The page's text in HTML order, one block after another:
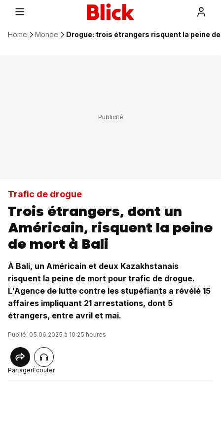
Home Monde Drogue: trois étrangers risquent la peine
Trafic de drogue
Trois étrangers, dont un
Américain, risquent la peine
de mort à Bali
À Bali, un Américain et deux Kazakhstanais
risquent la peine de mort pour trafic de drogue.
L'Agence de lutte contre les stupéfiants a révélé 15
affaires impliquant 21 arrestations, dont 5
étrangers, entre avril et mai.
Publié: 05.06.2025 à 10:25 heures
PartagerÉcouter